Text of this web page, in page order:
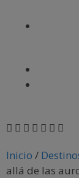
Inicio /
allá de las